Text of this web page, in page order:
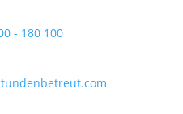
- 180 100